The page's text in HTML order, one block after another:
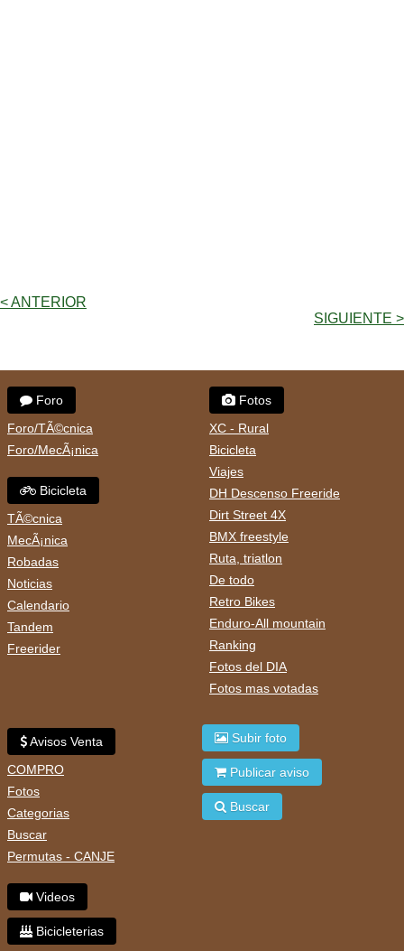
< ANTERIOR
SIGUIENTE >
Foro
Foro/TÃ©cnica
Foro/MecÃ¡nica
Bicicleta
TÃ©cnica
MecÃ¡nica
Robadas
Noticias
Calendario
Tandem
Freerider
Fotos
XC - Rural
Bicicleta
Viajes
DH Descenso Freeride
Dirt Street 4X
BMX freestyle
Ruta, triatlon
De todo
Retro Bikes
Enduro-All mountain
Ranking
Fotos del DIA
Fotos mas votadas
Avisos Venta
COMPRO
Fotos
Categorias
Buscar
Permutas - CANJE
Videos
Bicicleterias
Subir foto
Publicar aviso
Buscar